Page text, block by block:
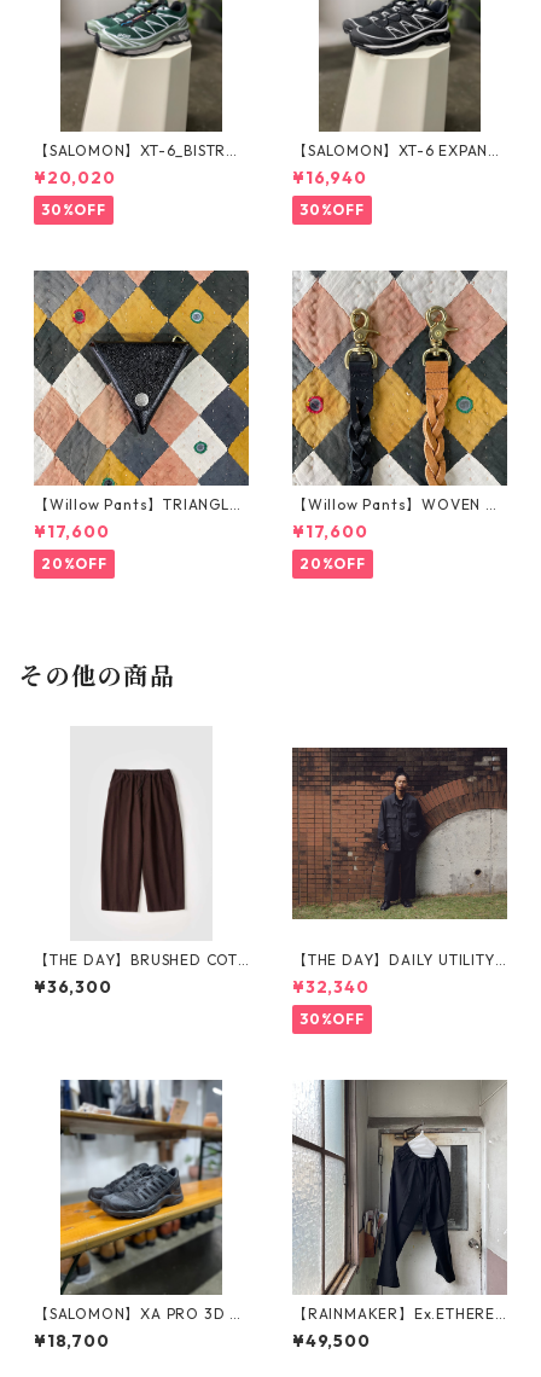
【SALOMON】XT-6_BISTRO
GREEN
¥20,020
30%OFF
【SALOMON】XT-6 EXPANSE
_BLACK×WHITE
¥16,940
30%OFF
【Willow Pants】TRIANGLE
COIN CASE_BLACK
¥17,600
20%OFF
【Willow Pants】WOVEN KE
YHOLDER_BROWN
¥17,600
20%OFF
その他の商品
【THE DAY】BRUSHED COTT
ON EASY TROUSERS_BROW
N
¥36,300
【THE DAY】DAILY UTILITY
PANTS_BLACK
¥32,340
30%OFF
【SALOMON】XA PRO 3D A
MPHIB_BLACK
¥18,700
【RAINMAKER】Ex.ETHEREA
L EASY TROUSERS_BLACK
¥49,500